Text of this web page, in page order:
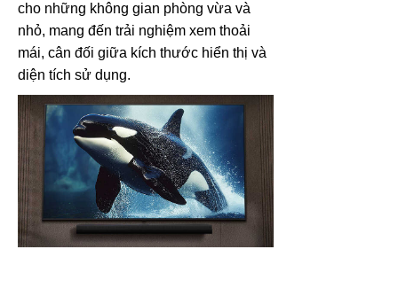
cho những không gian phòng vừa và
nhỏ, mang đến trải nghiệm xem thoải
mái, cân đối giữa kích thước hiển thị và
diện tích sử dụng.